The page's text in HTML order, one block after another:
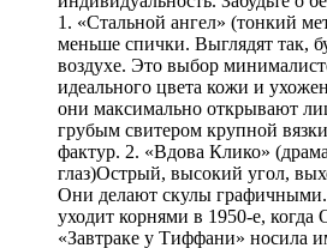
1. «Стальной ангел» (тонкий
меньше спички. Выглядят так,
воздухе. Это выбор
идеального цвета кожи и
они максимально открывают
грубым свитером крупной
фактур. 2. «Вдова Клико»
глаз)Острый, высокий угол,
Они делают скулы
уходит корнями в 1950-е,
«Завтраке у Тиффани» носила